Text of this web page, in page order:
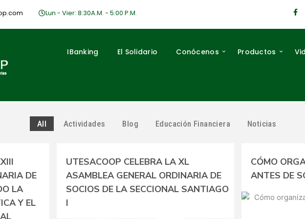
Lun - Vier: 8:30A.M. - 5:00 P.M.
F
a
e
o
IBanking El Solidario Conócenos Productos
All Actividades Blog Educación Financiera Noticias
DE
LA
Y EL
UTESACOOP CELEBRA LA XL
ASAMBLEA GENERAL ORDINARIA DE
SOCIOS DE LA SECCIONAL SANTIAGO
I
CÓMO
ANTES DE